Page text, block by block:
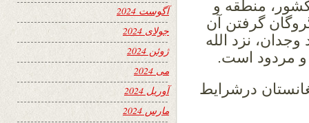
منطقه و
گرفتن آن
نزد الله
و مردود است.
درشرایط
آگوست 2024
جولای 2024
ژوئن 2024
می 2024
آوریل 2024
مارس 2024